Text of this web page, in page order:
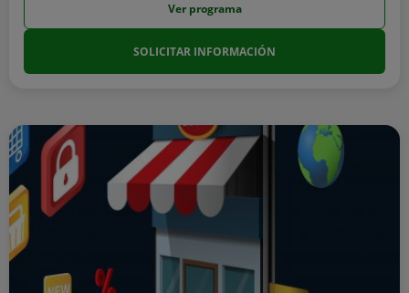
Ver programa
SOLICITAR INFORMACIÓN